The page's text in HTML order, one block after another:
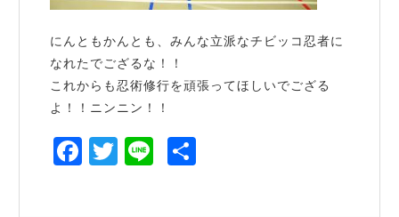
にんともかんとも、みんな立派なチビッコ忍者に
なれたでござるな！！
これからも忍術修行を頑張ってほしいでござる
よ！！ニンニン！！
Facebook
Twitter
Line共